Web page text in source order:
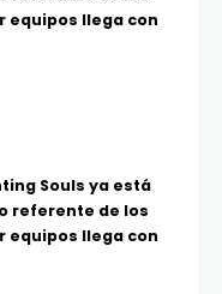
equipos llega con
Souls ya está
referente de los
equipos llega con